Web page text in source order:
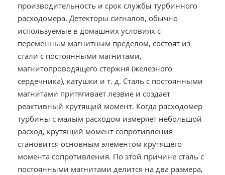
производительность и срок службы турбинного
расходомера. Детекторы сигналов, обычно
используемые в домашних условиях с
переменным магнитным пределом, состоят из
стали с постоянными магнитами,
магнитопроводящего стержня (железного
сердечника), катушки и т. д. Сталь с постоянными
магнитами притягивает лезвие и создает
реактивный крутящий момент. Когда расходомер
турбины с малым расходом измеряет небольшой
расход, крутящий момент сопротивления
становится основным элементом крутящего
момента сопротивления. По этой причине сталь с
постоянными магнитами делится на два размера,